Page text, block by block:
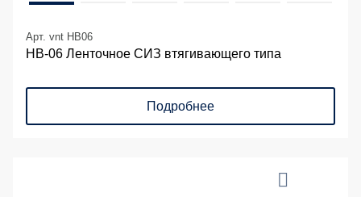
Арт. vnt HB06
НВ-06 Ленточное СИЗ втягивающего типа
Подробнее